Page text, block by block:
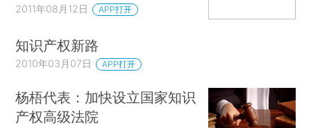
2011年08月12日 APP打开
知识产权新路
2010年03月07日 APP打开
杨梧代表：加快设立国家知识
产权高级法院